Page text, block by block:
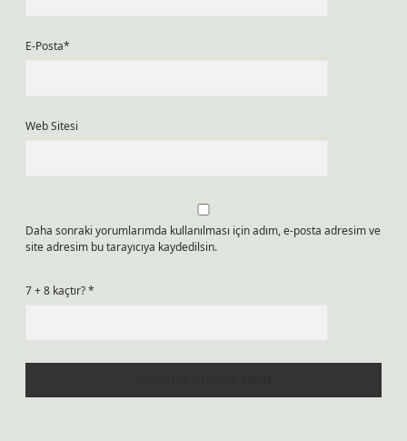
E-Posta*
Web Sitesi
Daha sonraki yorumlarımda kullanılması için adım, e-posta adresim ve
site adresim bu tarayıcıya kaydedilsin.
7 + 8 kaçtır?*